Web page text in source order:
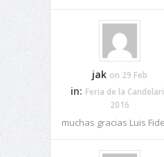
jak on 29 Feb
in: Feria de la
2016
muchas gracias Luis